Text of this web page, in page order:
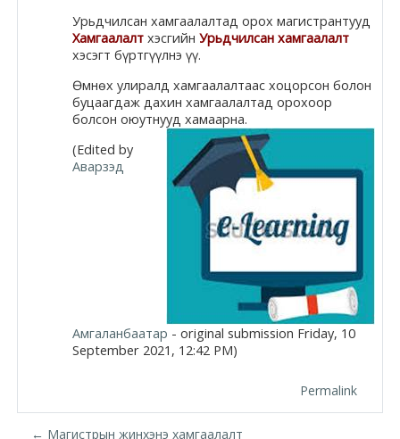
Moodle.com
жишээ 2
Moodle
Moodle
Урьдчилсан хамгаалалтад орох магистрантууд
Хамгаалалт хэсгийн Урьдчилсан хамгаалалт
хэсэгт бүртгүүлнэ үү.
Өмнөх улиралд хамгаалалтаас хоцорсон болон
буцаагдаж дахин хамгаалалтад орохоор
болсон оюутнууд хамаарна.
(Edited by
Аварзэд
Амгаланбаатар - original submission Friday, 10
September 2021, 12:42 PM)
Permalink
← Магистрын жинхэнэ хамгаалалт